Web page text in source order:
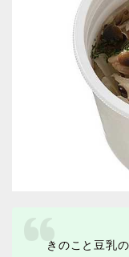
きのこと豆乳